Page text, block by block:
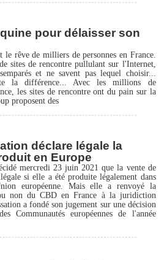
pour délaisser son
rêve de milliers de personnes en France.
sites de rencontre pullulant sur l'Internet,
et ne savent pas lequel choisir...
la différence... Avec les millions de
les sites de rencontre ont du pain sur la
proposent des
déclare légale la
en Europe
mercredi 23 juin 2021 que la vente de
si elle a été produite légalement dans
européenne. Mais elle a renvoyé la
non du CBD en France à la juridiction
a fondé son jugement sur une décision
Communautés européennes de l'année